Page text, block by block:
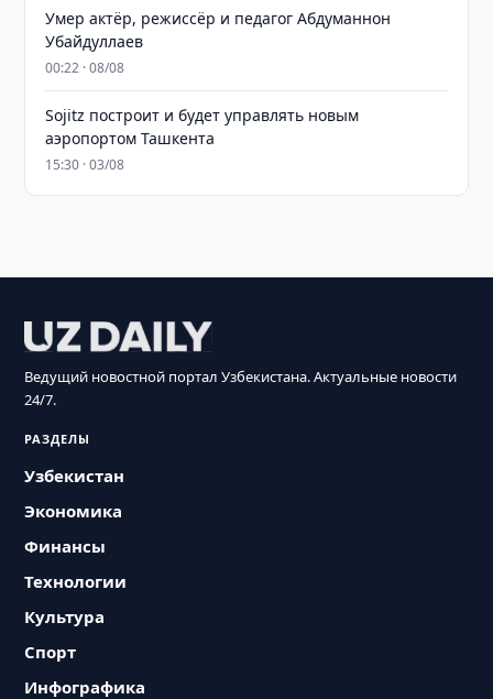
Умер актёр, режиссёр и педагог Абдуманнон
Убайдуллаев
00:22 · 08/08
Sojitz построит и будет управлять новым
аэропортом Ташкента
15:30 · 03/08
Ведущий новостной портал Узбекистана. Актуальные новости
24/7.
РАЗДЕЛЫ
Узбекистан
Экономика
Финансы
Технологии
Культура
Спорт
Инфографика